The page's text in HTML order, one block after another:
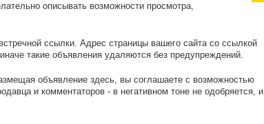
описывать возможности просмотра,
ссылки. Адрес страницы вашего сайта со ссылкой
такие объявления удаляются без предупреждений.
объявление здесь, вы соглашаете с возможностью
и комментаторов - в негативном тоне не одобряется, и